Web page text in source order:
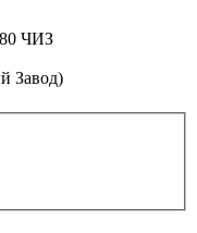
Завод)